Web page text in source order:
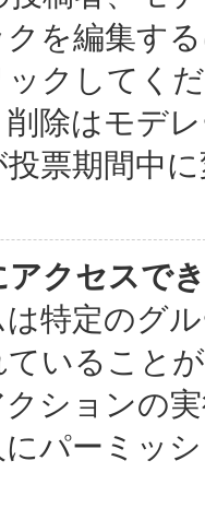
を編集す
クしてく
削除はモデ
票期間中
クセスで
特定のグ
いること
ションの
パーミッ